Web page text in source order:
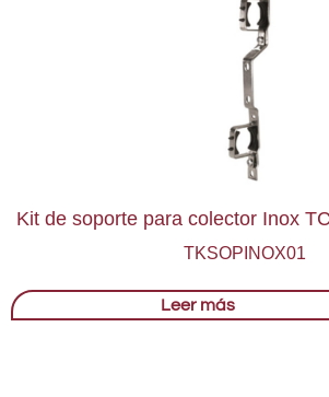
Kit de soporte para colector Inox
TKSOPINOX01
Leer más